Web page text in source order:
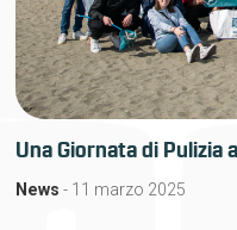
Una Giornata di Pulizia
News - 11 marzo 2025